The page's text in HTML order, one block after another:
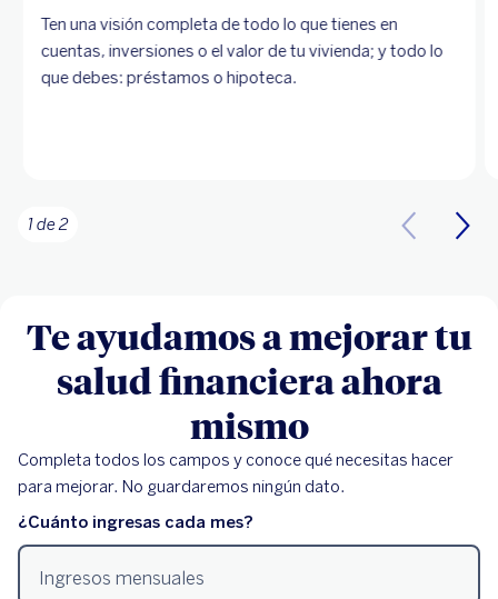
Ten una visión completa de todo lo que tienes en
cuentas, inversiones o el valor de tu vivienda; y todo lo
que debes: préstamos o hipoteca.
1 de 2